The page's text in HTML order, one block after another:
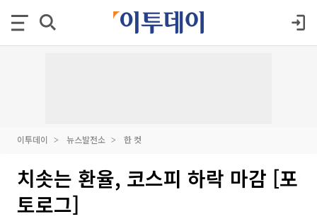
이투데이 뉴스발전소 한 컷
치솟는 환율, 코스피 하락 마감 [포
토로그]